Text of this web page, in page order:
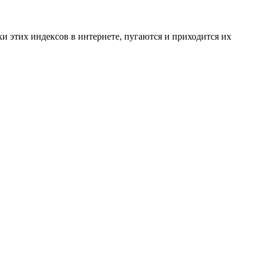
индексов в интернете, пугаются и приходится их